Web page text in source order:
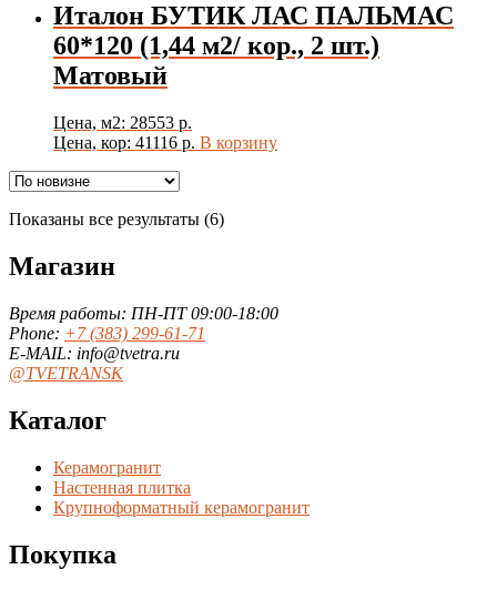
Италон БУТИК ЛАС ПАЛЬМАС
60*120 (1,44 м2/ кор., 2 шт.)
Матовый
Цена, м2: 28553 р.
Цена, кор: 41116 р. В корзину
Показаны все результаты (6)Сортировка:
Магазин
Время работы: ПН-ПТ 09:00-18:00
Phone: +7 (383) 299-61-71
E-MAIL: info@tvetra.ru
@TVETRANSK
Каталог
Керамогранит
Настенная плитка
Крупноформатный керамогранит
Покупка